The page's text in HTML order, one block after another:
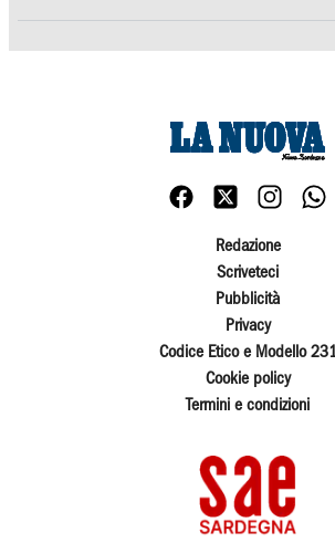
Redazione
Scriveteci
Pubblicità
Privacy
Codice Etico e Modello
Cookie policy
Termini e condizioni